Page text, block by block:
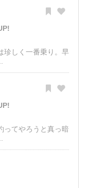
珍しく一番乗り。早
ってやろうと真っ暗